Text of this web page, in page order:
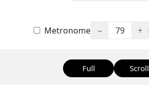
Metronome − 79 +
Full Scroll